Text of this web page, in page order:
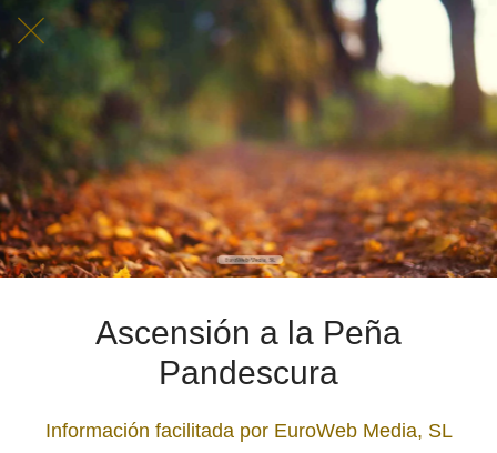
Ascensión a la Peña
Pandescura
Información facilitada por EuroWeb Media, SL